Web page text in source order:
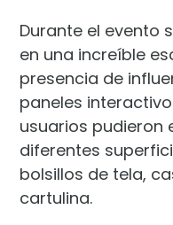
Durante el evento
en una increíble
presencia de
paneles
usuarios pudieron
diferentes
bolsillos de tela,
cartulina.